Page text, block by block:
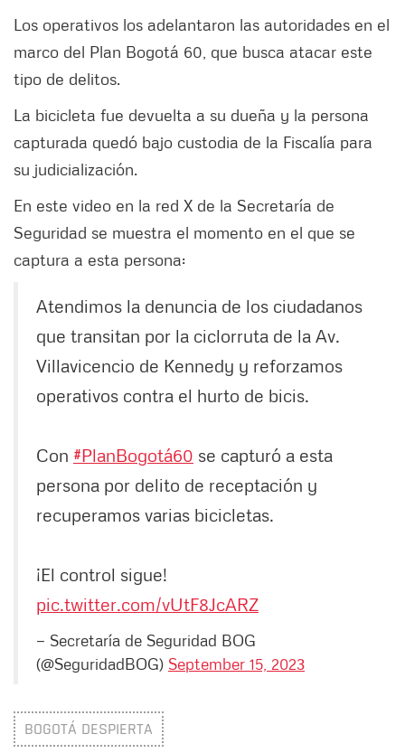
Los operativos los adelantaron las autoridades en el
marco del Plan Bogotá 60, que busca atacar este
tipo de delitos.
La bicicleta fue devuelta a su dueña y la persona
capturada quedó bajo custodia de la Fiscalía para
su judicialización.
En este video en la red X de la Secretaría de
Seguridad se muestra el momento en el que se
captura a esta persona:
Atendimos la denuncia de los ciudadanos
que transitan por la ciclorruta de la Av.
Villavicencio de Kennedy y reforzamos
operativos contra el hurto de bicis.
Con #PlanBogotá60 se capturó a esta
persona por delito de receptación y
recuperamos varias bicicletas.
¡El control sigue!
pic.twitter.com/vUtF8JcARZ
— Secretaría de Seguridad BOG
(@SeguridadBOG) September 15, 2023
BOGOTÁ DESPIERTA